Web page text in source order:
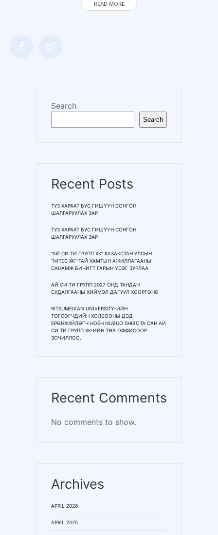
READ MORE
Search
Search
Recent Posts
ТУЗ ХАРААТ БУС ГИШҮҮН СОНГОН
ШАЛГАРУУЛАХ ЗАР
ТУЗ ХАРААТ БУС ГИШҮҮН СОНГОН
ШАЛГАРУУЛАХ ЗАР
“АЙ СИ ТИ ГРУПП ХК” КАЗАКСТАН УЛСЫН
“NITEC ХК”-ТАЙ ХАМТЫН АЖИЛЛАГААНЫ
САНАМЖ БИЧИГТ ГАРЫН ҮСЭГ ЗУРЛАА
АЙ СИ ТИ ГРУПП 2027 ОНД ТАНДАН
СУДАЛГААНЫ ХИЙМЭЛ ДАГУУЛ ХӨӨРГӨНӨ
RITSUMEIKAN UNIVERSITY-ИЙН
ТӨГСӨГЧДИЙН ХОЛБООНЫ ДЭД
ЕРӨНХИЙЛӨГЧ НОЁН NUBUO SHIBOTA САН АЙ
СИ ТИ ГРУПП ХК-ИЙН ТӨВ ОФФИСООР
ЗОЧИЛЛОО.
Recent Comments
No comments to show.
Archives
APRIL 2026
APRIL 2025